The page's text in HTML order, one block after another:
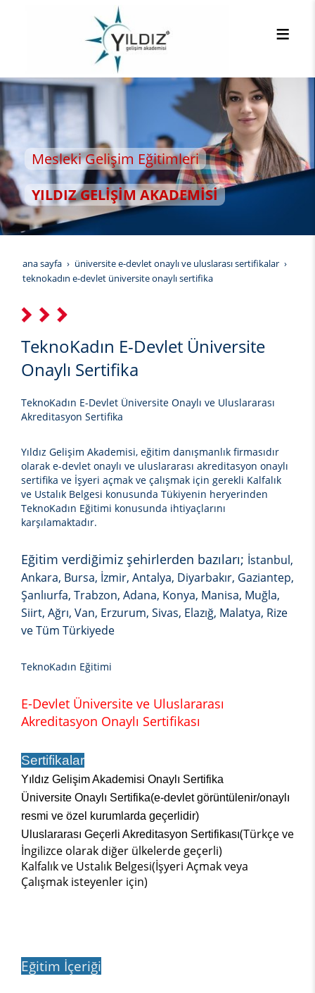
Eğitimleri
AKADEMİSİ
ana sayfa
üniversite e-devlet onaylı ve uluslarası sertifikalar
teknokadın e-devlet üniversite onaylı sertifika
TeknoKadın E-Devlet Üniversite
Onaylı Sertifika
TeknoKadın E-Devlet Üniversite Onaylı ve Uluslararası
Akreditasyon Sertifika
Yıldız Gelişim Akademisi, eğitim danışmanlık firmasıdır
olarak e-devlet onaylı ve uluslararası akreditasyon onaylı
sertifika ve İşyeri açmak ve çalışmak için gerekli Kalfalık
ve Ustalık Belgesi konusunda Tükiyenin heryerinden
TeknoKadın Eğitimi konusunda ihtiyaçlarını
karşılamaktadır.
Eğitim verdiğimiz şehirlerden bazıları; İstanbul,
Ankara, Bursa, İzmir, Antalya, Diyarbakır, Gaziantep,
Şanlıurfa, Trabzon, Adana, Konya, Manisa, Muğla,
Siirt, Ağrı, Van, Erzurum, Sivas, Elazığ, Malatya, Rize
ve Tüm Türkiyede
TeknoKadın Eğitimi
E-Devlet Üniversite ve Uluslararası
Akreditasyon Onaylı Sertifikası
Sertifikalar
Yıldız Gelişim Akademisi Onaylı Sertifika
Üniversite Onaylı Sertifika(e-devlet görüntülenir/onaylı
resmi ve özel kurumlarda geçerlidir)
Uluslararası Geçerli Akreditasyon Sertifikası(Türkçe ve
İngilizce olarak diğer ülkelerde geçerli)
Kalfalık ve Ustalık Belgesi(İşyeri Açmak veya
Çalışmak isteyenler için)
Eğitim İçeriği